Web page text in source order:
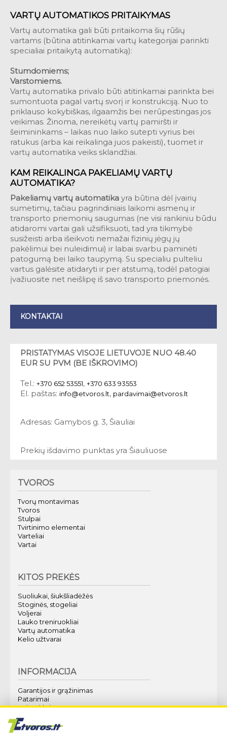
VARTŲ AUTOMATIKOS PRITAIKYMAS
Vartų automatika gali būti pritaikoma šių rūšių
vartams (būtina atitinkamai vartų kategorijai parinkti
specialiai pritaikytą automatiką):
Stumdomiems;
Varstomiems.
Vartų automatika privalo būti atitinkamai parinkta bei
sumontuota pagal vartų svorį ir konstrukciją. Nuo to
priklauso kokybiškas, ilgaamžis bei nerūpestingas jos
veikimas. Žinoma, nereikėtų vartų pamiršti ir
šeimininkams – laikas nuo laiko sutepti vyrius bei
ratukus (arba kai reikalinga juos pakeisti), tuomet ir
vartų automatika veiks sklandžiai.
KAM REIKALINGA PAKELIAMŲ VARTŲ
AUTOMATIKA?
Pakeliamų vartų automatika yra būtina dėl įvairių
sumetimų, tačiau pagrindiniais laikomi asmenų ir
transporto priemonių saugumas (ne visi rankiniu būdu
atidaromi vartai gali užsifiksuoti, tad yra tikimybė
susižeisti arba išeikvoti nemažai fizinių jėgų jų
pakėlimui bei nuleidimui) ir labai svarbu paminėti
patogumą bei laiko taupymą. Su specialiu pulteliu
vartus galėsite atidaryti ir per atstumą, todėl patogiai
įvažiuosite net neišlipę iš savo transporto priemonės.
KONTAKTAI
PRISTATYMAS VISOJE LIETUVOJE NUO 48.40
EUR SU PVM (BE IŠKROVIMO)
Tel.: +370 652 53551, +370 633 93553
El. paštas: info@etvoros.lt, pardavimai@etvoros.lt
Adresas: Gamybos g. 3, Šiauliai
Prekių išdavimo punktas yra Šiauliuose
TVOROS
Tvorų montavimas
Tvoros
Stulpai
Tvirtinimo elementai
Varteliai
Vartai
KITOS PREKĖS
Suoliukai, šiukšliadėžės
Stoginės, stogeliai
Voljerai
Lauko treniruokliai
Vartų automatika
Kelio užtvarai
INFORMACIJA
Garantijos ir grąžinimas
Patarimai
Kaip pirkti?
Apie mus
Techninė specifikacija